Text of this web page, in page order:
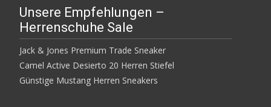
Unsere Empfehlungen –
Herrenschuhe Sale
Jack & Jones Premium Trade Sneaker
Camel Active Desierto 20 Herren Stiefel
Günstige Mustang Herren Sneakers